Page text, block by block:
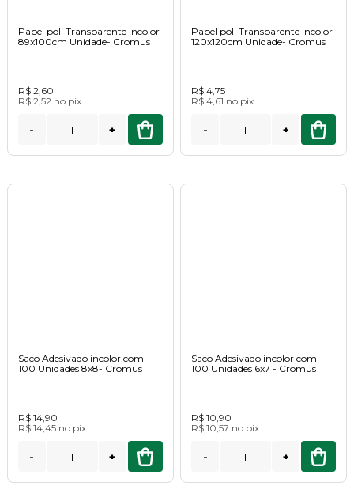
Papel poli Transparente Incolor
89x100cm Unidade- Cromus
R$ 2,60
R$ 2,52 no pix
- +
Papel poli Transparente Incolor
120x120cm Unidade- Cromus
R$ 4,75
R$ 4,61 no pix
- +
Saco Adesivado incolor com
100 Unidades 8x8- Cromus
R$ 14,90
R$ 14,45 no pix
- +
Saco Adesivado incolor com
100 Unidades 6x7 - Cromus
R$ 10,90
R$ 10,57 no pix
- +